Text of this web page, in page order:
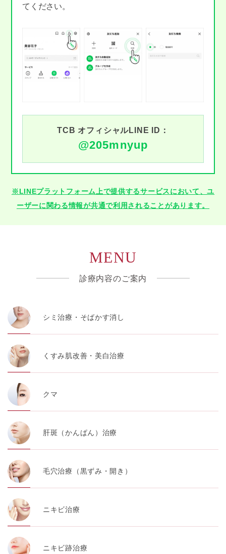
てください。
TCB オフィシャルLINE ID：
@205mnyup
※LINEプラットフォーム上で提供するサービスにおいて、ユ
ーザーに関わる情報が共通で利用されることがあります。
MENU
診療内容のご案内
シミ治療・そばかす消し
くすみ肌改善・美白治療
クマ
肝斑（かんぱん）治療
毛穴治療（黒ずみ・開き）
ニキビ治療
ニキビ跡治療